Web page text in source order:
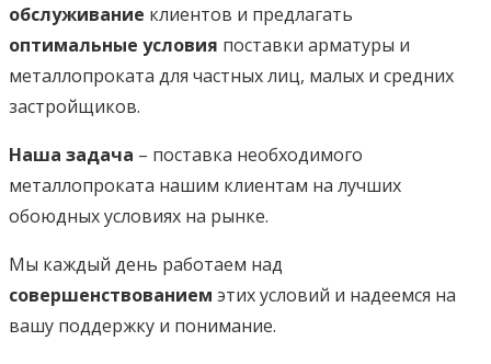
обслуживание клиентов и предлагать
оптимальные условия поставки арматуры и
металлопроката для частных лиц, малых и средних
застройщиков.
Наша задача – поставка необходимого
металлопроката нашим клиентам на лучших
обоюдных условиях на рынке.
Мы каждый день работаем над
совершенствованием этих условий и надеемся на
вашу поддержку и понимание.